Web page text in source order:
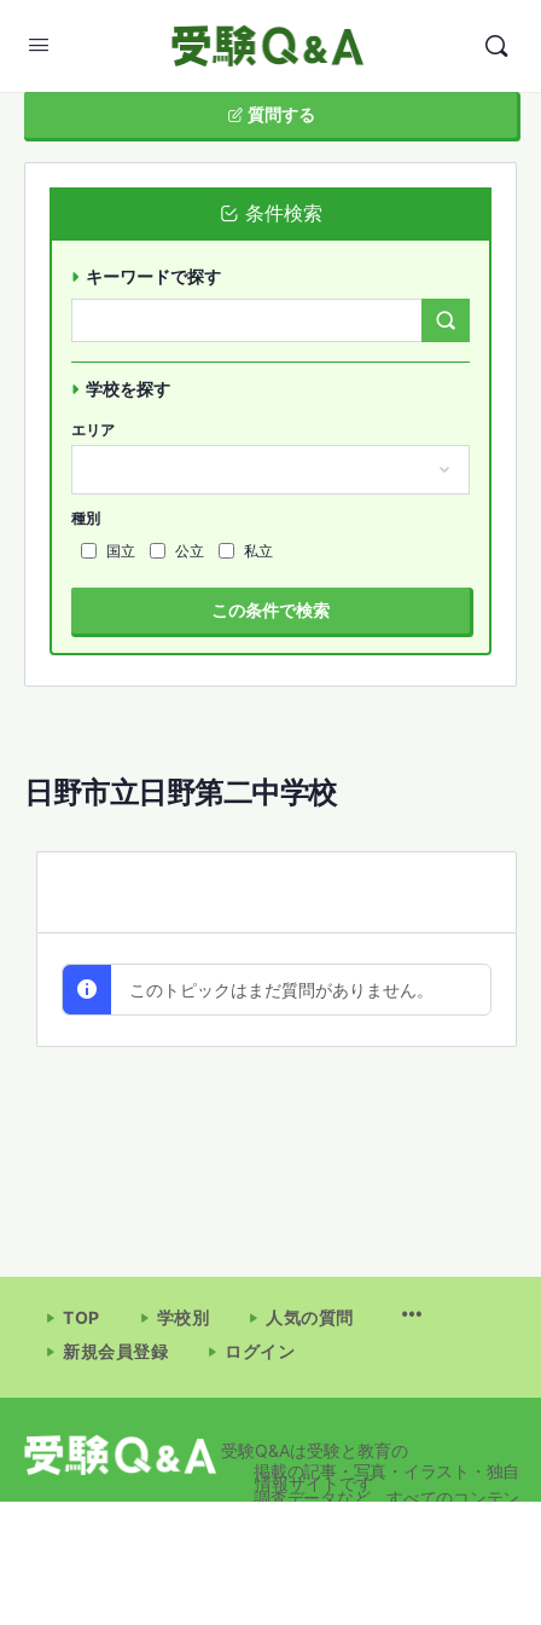
日野市立日野第二中学校
このトピックはまだ質問がありません。
質問する
条件検索
キーワードで探す
学校を探す
エリア
種別
国立
公立 私立
この条件で検索
TOP 学校別
人気の質問
新規会員登録
ログイン
受験Q&Aは受験と教育の
情報サイトです
掲載の記事・写真・イラスト・独自
調査データなど、すべてのコンテン